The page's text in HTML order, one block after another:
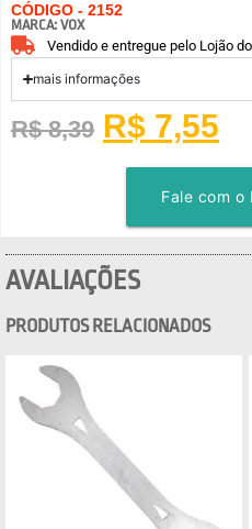
CÓDIGO - 2152
MARCA: VOX
Vendido e entregue pelo Lojão
mais informações
R$8,39 R$ 7,55
Fale com o
AVALIAÇÕES
PRODUTOS RELACIONADOS